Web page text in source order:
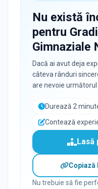
Nu există
pentru
Gimnaziale
Dacă ai avut deja
câteva rânduri
are nevoie
Durează 2
Contează
Lasă
Copiază
Nu trebuie să fie